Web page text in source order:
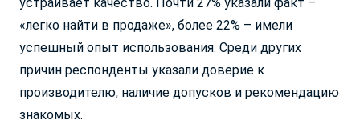
«легко найти в продаже», более 22% – имели
успешный опыт использования. Среди других
причин респонденты указали доверие к
производителю, наличие допусков и рекомендацию
знакомых.
Вологодская обл.
Донецкая Народная
Республика
Забайкальский край
Запорожская обл.
Р. Татарстан
Р. Хакасия
Р. Чеченская
Р. Чувашия